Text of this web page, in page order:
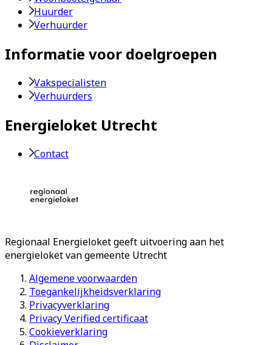
Huurder
Verhuurder
Informatie voor doelgroepen
Vakspecialisten
Verhuurders
Energieloket Utrecht
Contact
Regionaal Energieloketgeeft uitvoering aan het
energieloket van gemeente Utrecht
Algemene voorwaarden
Toegankelijkheidsverklaring
Privacyverklaring
Privacy Verified certificaat
Cookieverklaring